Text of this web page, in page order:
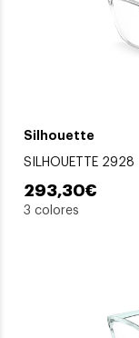
Silhouette
SILHOUETTE 2928
293,30€
3 colores